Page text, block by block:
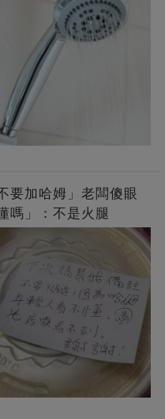
要加哈姆」老闆傻眼
嗎」：不是火腿